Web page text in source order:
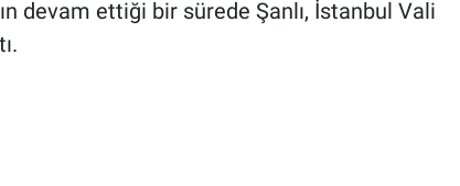
devam ettiği bir sürede Şanlı, İstanbul Vali